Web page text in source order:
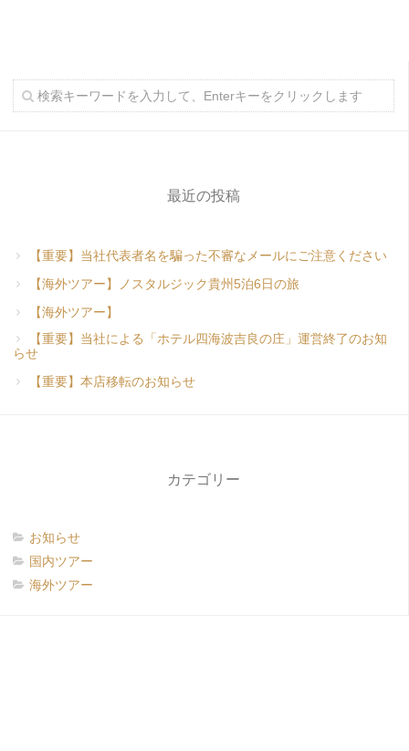
最近の投稿
【重要】当社代表者名を騙った不審なメールにご注意ください
【海外ツアー】ノスタルジック貴州5泊6日の旅
【海外ツアー】
【重要】当社による「ホテル四海波吉良の庄」運営終了のお知
らせ
【重要】本店移転のお知らせ
カテゴリー
お知らせ
国内ツアー
海外ツアー